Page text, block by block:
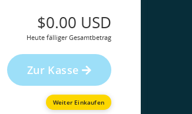
$0.00 USD
Heute fälliger Gesamtbetrag
Zur Kasse
Weiter Einkaufen